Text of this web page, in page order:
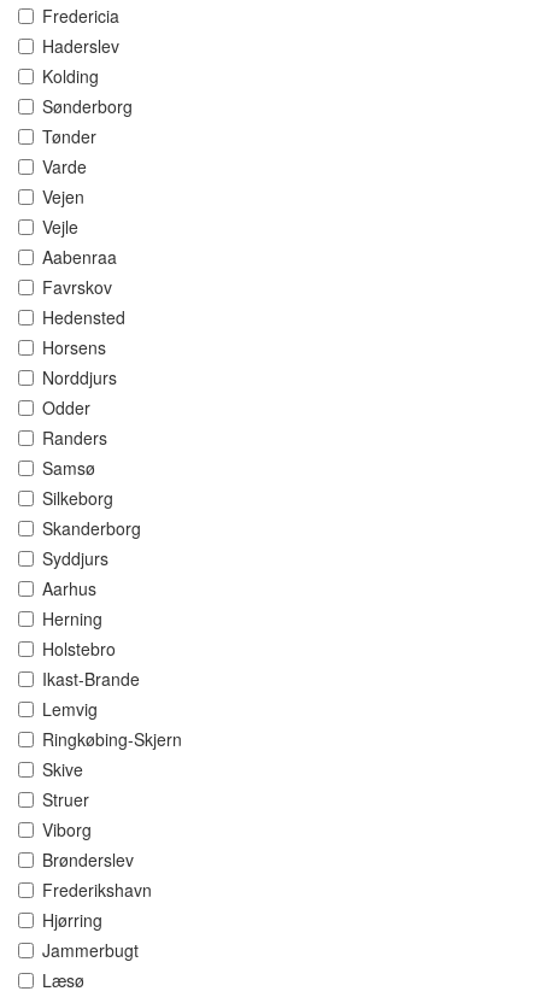
Fredericia
Haderslev
Kolding
Sønderborg
Tønder
Varde
Vejen
Vejle
Aabenraa
Favrskov
Hedensted
Horsens
Norddjurs
Odder
Randers
Samsø
Silkeborg
Skanderborg
Syddjurs
Aarhus
Herning
Holstebro
Ikast-Brande
Lemvig
Ringkøbing-Skjern
Skive
Struer
Viborg
Brønderslev
Frederikshavn
Hjørring
Jammerbugt
Læsø